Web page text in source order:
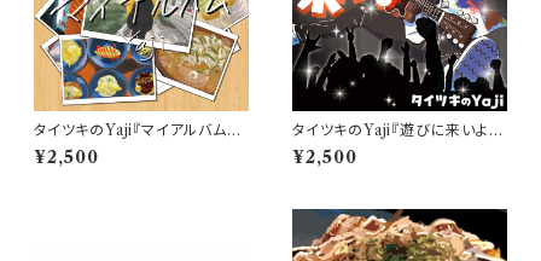
タイツキのYaji『マイアルバム』1
st album
¥2,500
タイツキのYaji『遊びに来いよ！』
2nd album
¥2,500